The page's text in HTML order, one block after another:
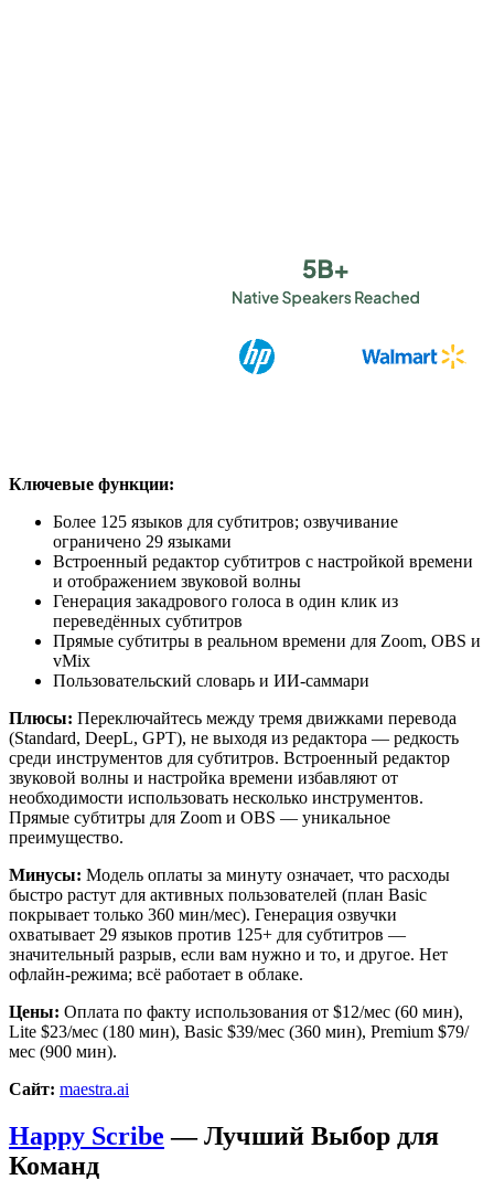
Ключевые функции:
Более 125 языков для субтитров; озвучивание
ограничено 29 языками
Встроенный редактор субтитров с настройкой времени
и отображением звуковой волны
Генерация закадрового голоса в один клик из
переведённых субтитров
Прямые субтитры в реальном времени для Zoom, OBS и
vMix
Пользовательский словарь и ИИ-саммари
Плюсы: Переключайтесь между тремя движками перевода
(Standard, DeepL, GPT), не выходя из редактора — редкость
среди инструментов для субтитров. Встроенный редактор
звуковой волны и настройка времени избавляют от
необходимости использовать несколько инструментов.
Прямые субтитры для Zoom и OBS — уникальное
преимущество.
Минусы: Модель оплаты за минуту означает, что расходы
быстро растут для активных пользователей (план Basic
покрывает только 360 мин/мес). Генерация озвучки
охватывает 29 языков против 125+ для субтитров —
значительный разрыв, если вам нужно и то, и другое. Нет
офлайн-режима; всё работает в облаке.
Цены: Оплата по факту использования от $12/мес (60 мин),
Lite $23/мес (180 мин), Basic $39/мес (360 мин), Premium $79/
мес (900 мин).
Сайт: maestra.ai
Happy Scribe — Лучший Выбор для
Команд